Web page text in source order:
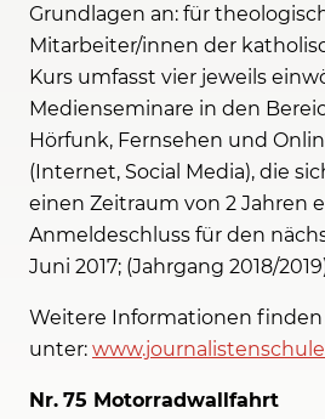
Grundlagen an: für
Mitarbeiter/innen der
Kurs umfasst vier jeweils
Medienseminare in den
Hörfunk, Fernsehen und
(Internet, Social Media), die
einen Zeitraum von 2 Jahren
Anmeldeschluss für den
Juni 2017; (Jahrgang 2018/
Weitere Informationen
unter:
Nr. 75 Motorradwallfahrt